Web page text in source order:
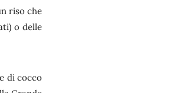
riso che
o delle
di cocco